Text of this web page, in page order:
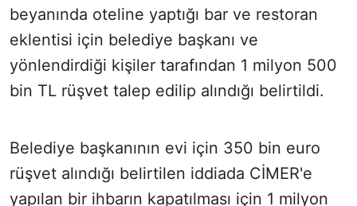
beyanında oteline yaptığı bar ve restoran
eklentisi için belediye başkanı ve
yönlendirdiği kişiler tarafından 1 milyon 500
bin TL rüşvet talep edilip alındığı belirtildi.
Belediye başkanının evi için 350 bin euro
rüşvet alındığı belirtilen iddiada CİMER'e
yapılan bir ihbarın kapatılması için 1 milyon